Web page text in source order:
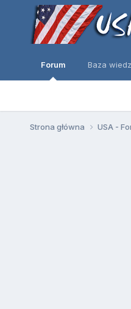
Forum Baza
Strona główna USA -